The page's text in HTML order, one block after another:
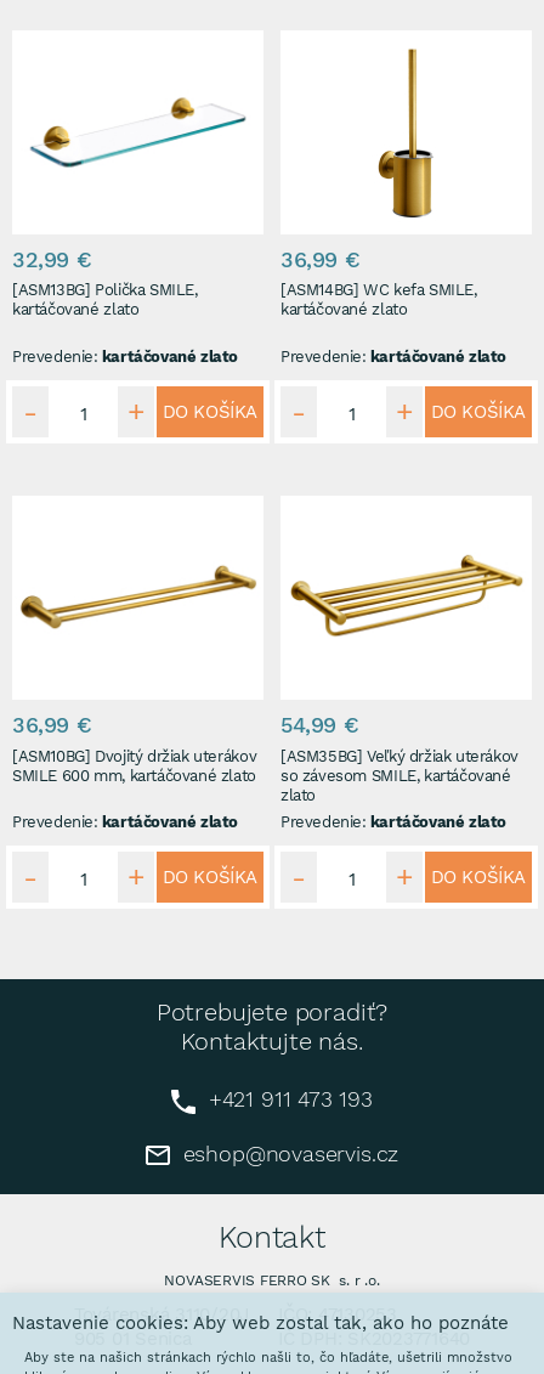
32,99 €
[ASM13BG] Polička SMILE,
kartáčované zlato
Prevedenie: kartáčované zlato
DO KOŠÍKA
36,99 €
[ASM14BG] WC kefa SMILE,
kartáčované zlato
Prevedenie: kartáčované zlato
DO KOŠÍKA
36,99 €
[ASM10BG] Dvojitý držiak uterákov
SMILE 600 mm, kartáčované zlato
Prevedenie: kartáčované zlato
DO KOŠÍKA
54,99 €
[ASM35BG] Veľký držiak uterákov
so závesom SMILE, kartáčované
zlato
Prevedenie: kartáčované zlato
DO KOŠÍKA
Potrebujete poradiť?
Kontaktujte nás.
+421 911 473 193
eshop@novaservis.cz
Kontakt
NOVASERVIS FERRO SK s. r .o.
Továrenská 3110/20J
IČO: 47130253
IČ DPH: SK2023771640
Nastavenie cookies: Aby web zostal tak, ako ho poznáte
Aby ste na našich stránkach rýchlo našli to, čo hľadáte, ušetrili množstvo